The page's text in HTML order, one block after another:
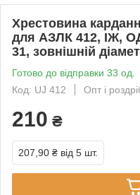
Хрестовина
для АЗЛК 412, ІЖ,
31, зовнішній
Готово до відправки 33 од.
Код: UJ 412
Опт і
210 ₴
207,90 ₴ від 5 шт.